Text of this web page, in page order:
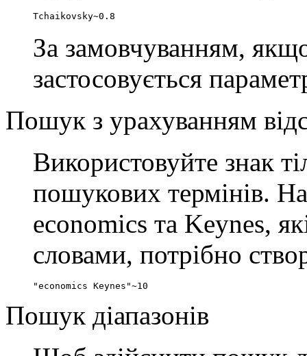
Tchaikovsky~0.8
За замовчуванням,
застосовується
Пошук з урахуванням
Використовуйте знак
пошукових термінів.
economics та Keynes,
словами, потрібно
"economics Keynes"~10
Пошук діапазонів